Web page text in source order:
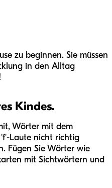
zu beginnen. Sie müssen
in den Alltag
Kindes.
Wörter mit dem
Laute nicht richtig
Fügen Sie Wörter wie
mit Sichtwörtern und